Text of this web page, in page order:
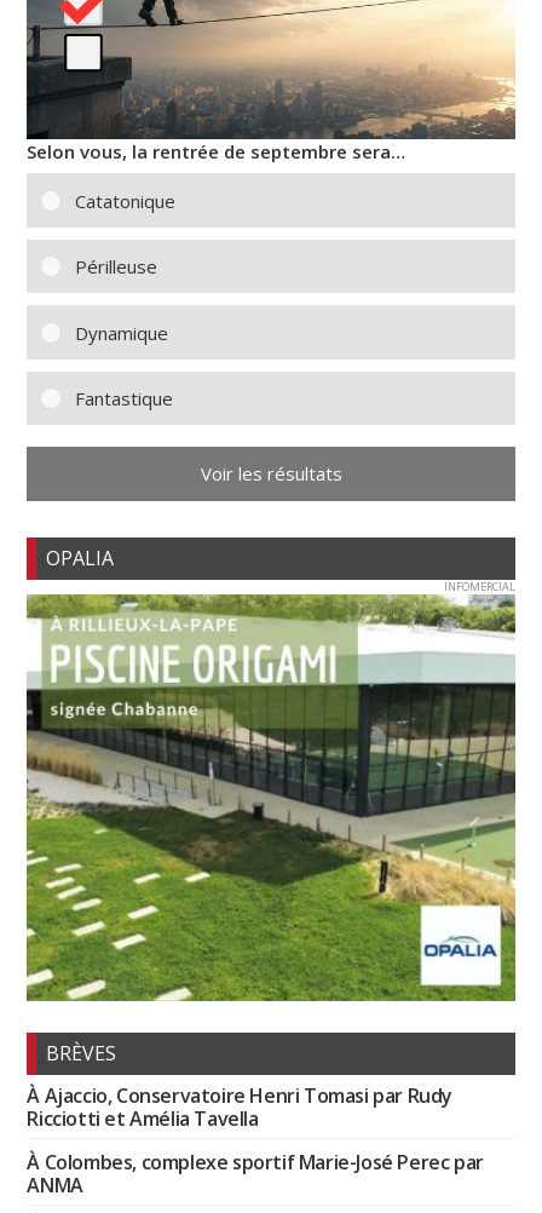
Selon vous, la rentrée de septembre sera…
Catatonique
Périlleuse
Dynamique
Fantastique
Voir les résultats
OPALIA
INFOMERCIAL
BRÈVES
À Ajaccio, Conservatoire Henri Tomasi par Rudy
Ricciotti et Amélia Tavella
À Colombes, complexe sportif Marie-José Perec par
ANMA